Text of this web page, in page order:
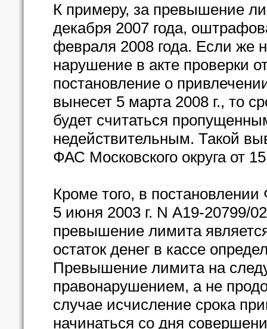
К примеру, за превышение
декабря 2007 года,
февраля 2008 года. Если же
нарушение в акте проверки
постановление о
вынесет 5 марта 2008 г., то
будет считаться
недействительным. Такой
ФАС Московского округа от
Кроме того, в
5 июня 2003 г. N А19-20799/
превышение лимита
остаток денег в кассе
Превышение лимита на
правонарушением, а не
случае исчисление срока
начинаться со дня